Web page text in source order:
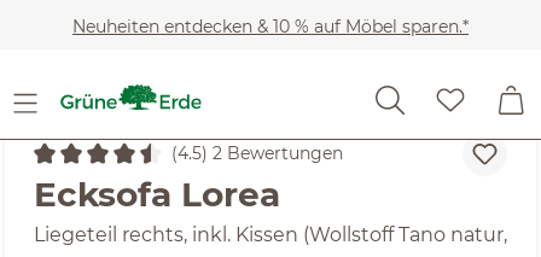
Zum Hauptinhalt springen
Neuheiten entdecken & 10 % auf Möbel sparen.*
Durchschnittliche Bewertung von 4.5 von 5 Sternen
(4.5) 2 Bewertungen
Ecksofa Lorea
Liegeteil rechts, inkl. Kissen (Wollstoff Tano natur,